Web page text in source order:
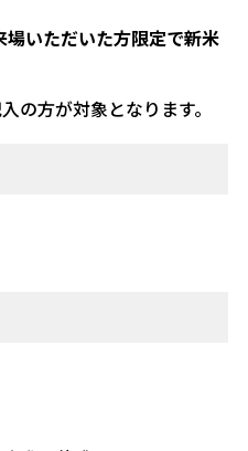
いただいた方限定で新米
の方が対象となります。